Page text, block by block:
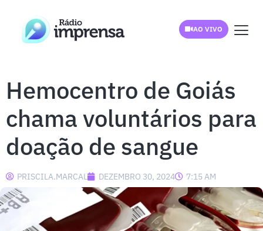
AO VIVO
Hemocentro de Goiás
chama voluntários para
doação de sangue
PRISCILA.MARCAL DEZEMBRO 30, 2024 7:15 AM